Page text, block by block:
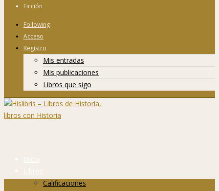
Ficción
Following
Acceso
Registro
Mis entradas
Mis publicaciones
Libros que sigo
Inicio
Libros
Calificaciones